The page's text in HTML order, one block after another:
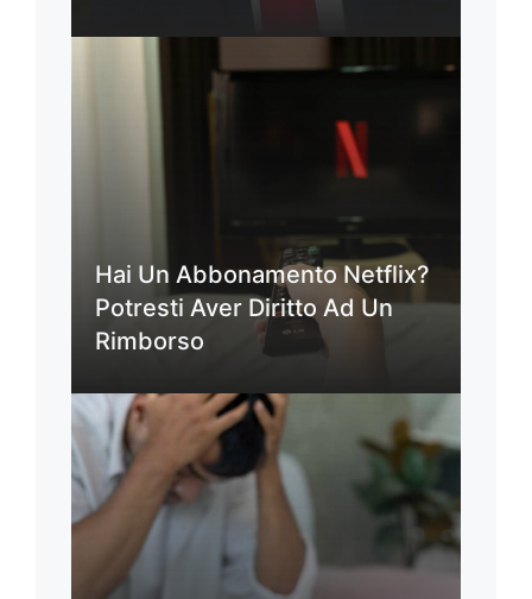
Hai Un Abbonamento Netflix?
Potresti Aver Diritto Ad Un
Rimborso